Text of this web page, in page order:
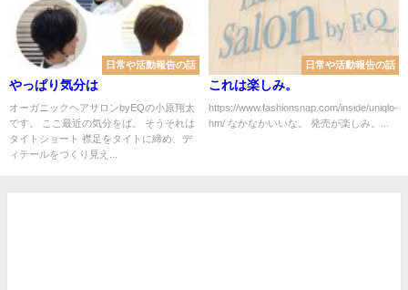
日常や活動報告の話
やっぱり気分は
オーガニックヘアサロンbyEQの小原翔太
です。 ここ最近の気分をば。 そうそれは
タイトショート 襟足をタイトに締め、デ
ィテールをつくり見え...
日常や活動報告の話
これは楽しみ。
https://www.fashionsnap.com/inside/uniqlo-
hm/ なかなかいいな。 発売が楽しみ。...